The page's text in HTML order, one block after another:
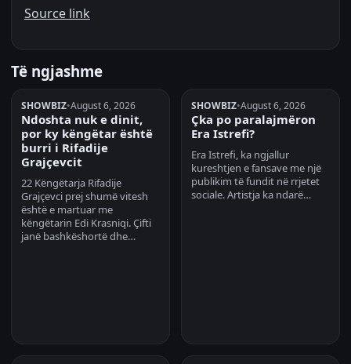
Source link
Të ngjashme
SHOWBIZ•August 6, 2026
Ndoshta nuk e dinit,
por ky këngëtar është
burri i Rifadije
Grajçevcit
22 Këngëtarja Rifadije
Grajçevci prej shumë vitesh
është e martuar me
këngëtarin Edi Krasniqi. Çifti
janë bashkëshortë dhe…
SHOWBIZ•August 6, 2026
Çka po paralajmëron
Era Istrefi?
Era Istrefi, ka ngjallur
kureshtjen e fansave me një
publikim të fundit në rrjetet
sociale. Artistja ka ndarë…